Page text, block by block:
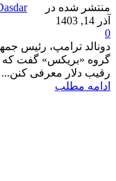
منتشر شده در
آذر 14, 1403
0
دونالد ترامپ، رئیس
گروه «بریکس» گفت که
رقیب دلار معرفی کنن...
ادامه مطلب